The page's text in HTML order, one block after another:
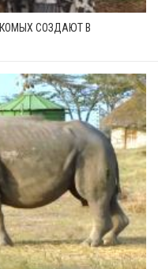
СОЗДАЮТ В